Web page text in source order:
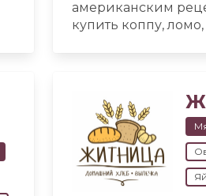
американским
купить коппу,
благодаря чему
называемый «вкус
предложить
оригинальным